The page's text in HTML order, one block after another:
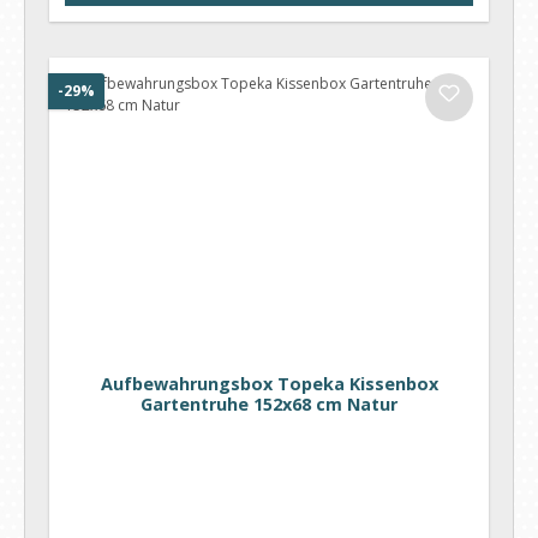
-29% Rabatt
Aufbewahrungsbox Topeka Kissenbox
Gartentruhe 152x68 cm Natur